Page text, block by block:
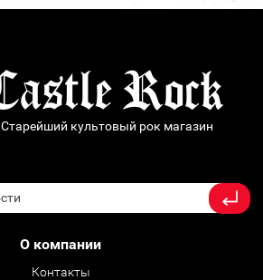
Старейший культовый рок магазин
О компании
Контакты